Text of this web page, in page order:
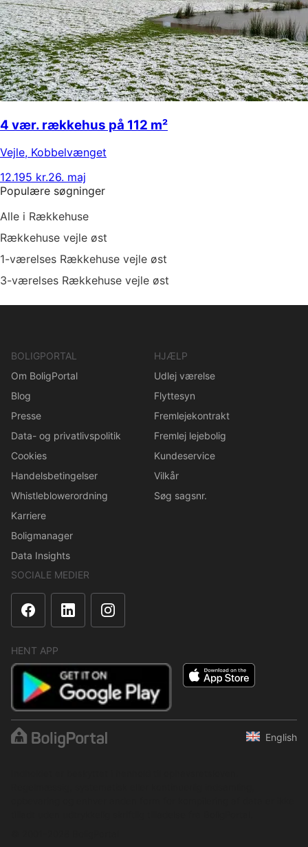
4 vær. rækkehus på 112 m²
Vejle, Kobbelvænget
12.195 kr.26. maj
Populære søgninger
Alle i Rækkehuse
Rækkehuse vejle øst
1-værelses Rækkehuse vejle øst
3-værelses Rækkehuse vejle øst
BOLIGPORTAL
Om BoligPortal
Blog
Presse
Data- og privatlivspolitik
Cookies
Handelsbetingelser
Whistleblowerordning
Karriere
Boligmanager
Data Insights
HJÆLP
Udlej værelse
Flyttesyn
Fremlejekontrakt
Fremlej lejebolig
Kundeservice
Vilkår
Søg sagsnr.
SOCIALE MEDIER
HENT APP
English